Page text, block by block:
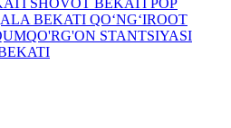
SHOVOT BEKATI POP
BEKATI QO‘NG‘IROOT
STANTSIYASI